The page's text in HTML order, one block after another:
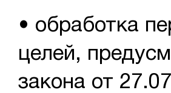
• обработка
целей,
закона от